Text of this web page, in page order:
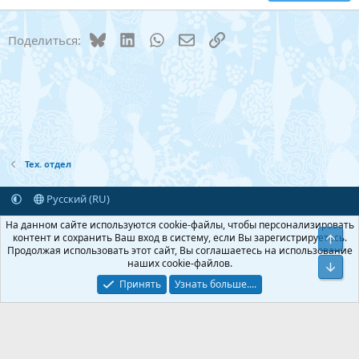
Times New Roman
Trebuchet MS
Поделиться: BlueskyLinkedInWhatsAppЭлектронная почта
Ссылка
Тех. отдел
Русский (RU)
Обратная связь
Условия и правила
Политика конфиденциальности
Помощь Главная
R
S
S
®
© by ©XenTR
На данном сайте используются cookie-файлы, чтобы персонализировать
контент и сохранить Ваш вход в систему, если Вы зарегистрируетесь.
Продолжая использовать этот сайт, Вы соглашаетесь на использование
наших cookie-файлов.
Принять
Узнать больше....
Верх